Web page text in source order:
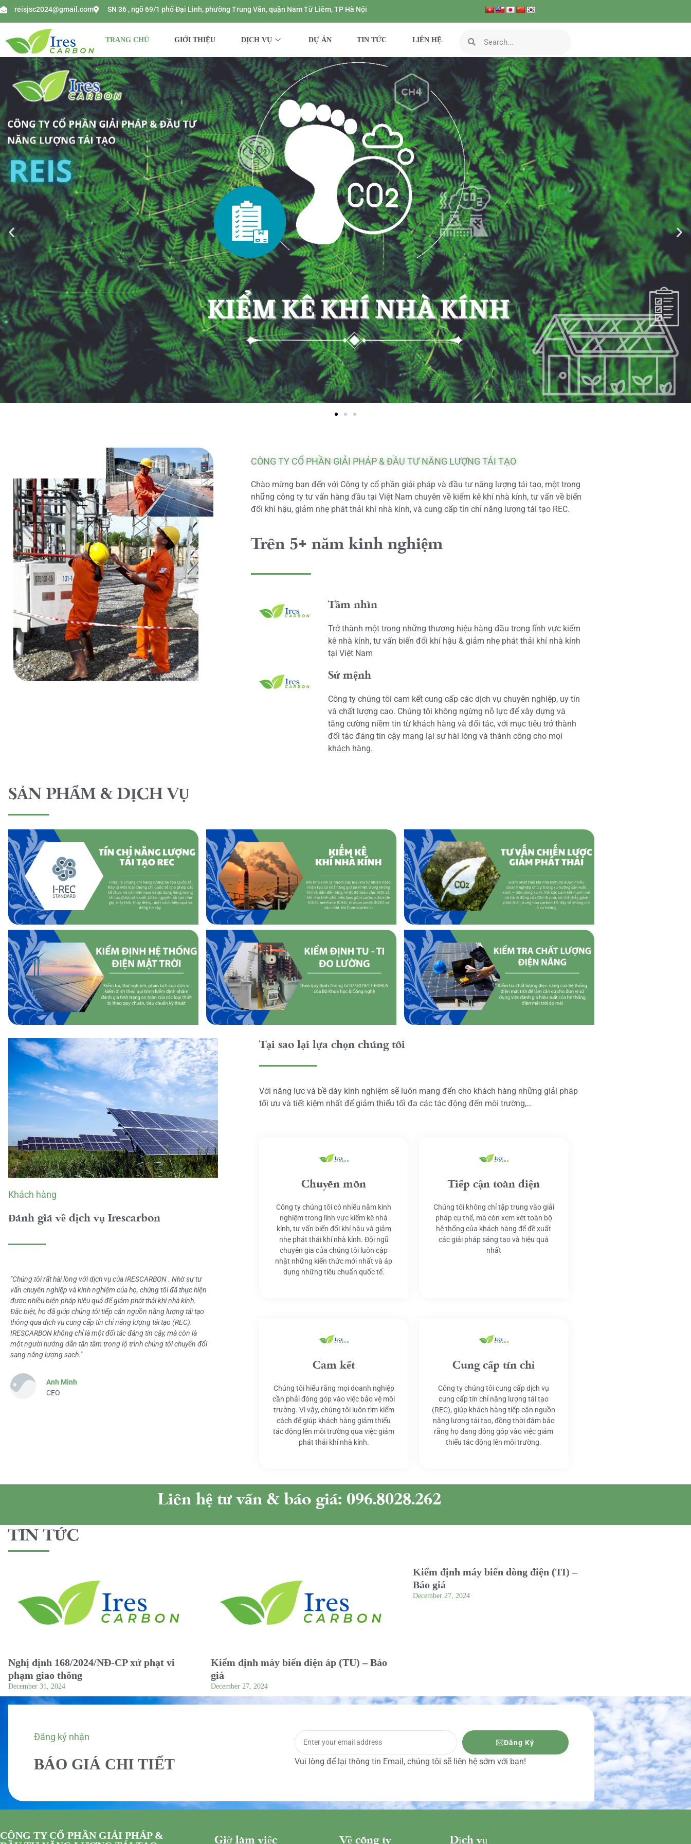
reisjsc2024@gmail.com SN 36 , ngõ 69/1 phố Đại Linh, phường Trung Văn, quận Nam Từ Liêm, TP Hà Nội
TRANG CHỦ GIỚI THIỆU DỊCH VỤ DỰ ÁN TIN TỨC LIÊN HỆ
CÔNG TY CỔ PHẦN GIẢI PHÁP & ĐẦU TƯ NĂNG LƯỢNG TÁI TẠO
Chào mừng bạn đến với Công ty cổ phần giải pháp và đầu tư năng lượng tái tạo, một trong
những công ty tư vấn hàng đầu tại Việt Nam chuyên về kiểm kê khí nhà kính, tư vấn về biến
đổi khí hậu, giảm nhẹ phát thải khí nhà kính, và cung cấp tín chỉ năng lượng tái tạo REC.
Trên 5+ năm kinh nghiệm
Tầm nhìn
Trở thành một trong những thương hiệu hàng đầu trong lĩnh vực kiểm
kê nhà kính, tư vấn biến đổi khí hậu & giảm nhẹ phát thải khí nhà kính
tại Việt Nam
Sứ mệnh
Công ty chúng tôi cam kết cung cấp các dịch vụ chuyên nghiệp, uy tín
và chất lượng cao. Chúng tôi không ngừng nỗ lực để xây dựng và
tăng cường niềm tin từ khách hàng và đối tác, với mục tiêu trở thành
đối tác đáng tin cậy mang lại sự hài lòng và thành công cho mọi
khách hàng.
SẢN PHẨM & DỊCH VỤ
Khách hàng
Đánh giá về dịch vụ Irescarbon
"Chúng tôi rất hài lòng với dịch vụ của IRESCARBON . Nhờ sự tư
vấn chuyên nghiệp và kinh nghiệm của họ, chúng tôi đã thực hiện
được nhiều biện pháp hiệu quả để giảm phát thải khí nhà kính.
Đặc biệt, họ đã giúp chúng tôi tiếp cận nguồn năng lượng tái tạo
thông qua dịch vụ cung cấp tín chỉ năng lượng tái tạo (REC).
IRESCARBON không chỉ là một đối tác đáng tin cậy, mà còn là
một người hướng dẫn tận tâm trong lộ trình chúng tôi chuyển đổi
sang năng lượng sạch."
Anh Minh
CEO
Tại sao lại lựa chọn chúng tôi
Với năng lực và bề dày kinh nghiệm sẽ luôn mang đến cho khách hàng những giải pháp
tối ưu và tiết kiệm nhất để giảm thiểu tối đa các tác động đến môi trường,…
Chuyên môn
Công ty chúng tôi có nhiều năm kinh
nghiệm trong lĩnh vực kiểm kê nhà
kính, tư vấn biến đổi khí hậu và giảm
nhẹ phát thải khí nhà kính. Đội ngũ
chuyên gia của chúng tôi luôn cập
nhật những kiến thức mới nhất và áp
dụng những tiêu chuẩn quốc tế.
Tiếp cận toàn diện
Chúng tôi không chỉ tập trung vào giải
pháp cụ thể, mà còn xem xét toàn bộ
hệ thống của khách hàng để đề xuất
các giải pháp sáng tạo và hiệu quả
nhất
Cam kết
Chúng tôi hiểu rằng mọi doanh nghiệp
cần phải đóng góp vào việc bảo vệ môi
trường. Vì vậy, chúng tôi luôn tìm kiếm
cách để giúp khách hàng giảm thiểu
tác động lên môi trường qua việc giảm
phát thải khí nhà kính.
Cung cấp tín chỉ
Công ty chúng tôi cung cấp dịch vụ
cung cấp tín chỉ năng lượng tái tạo
(REC), giúp khách hàng tiếp cận nguồn
năng lượng tái tạo, đồng thời đảm bảo
rằng họ đang đóng góp vào việc giảm
thiểu tác động lên môi trường.
Liên hệ tư vấn & báo giá: 096.8028.262
TIN TỨC
Nghị định 168/2024/NĐ-CP xử phạt vi
phạm giao thông
December 31, 2024
Kiểm định máy biến điện áp (TU) – Báo
giá
December 27, 2024
Kiểm định máy biến dòng điện (TI) –
Báo giá
December 27, 2024
Đăng ký nhận
BÁO GIÁ CHI TIẾT
Đăng Ký
Vui lòng để lại thông tin Email, chúng tôi sẽ liên hệ sớm với bạn!
CÔNG TY CỔ PHẦN GIẢI PHÁP &
Giờ làm việc Về công ty Dịch vụ